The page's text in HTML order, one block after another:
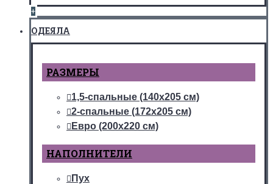
+
ОДЕЯЛА
РАЗМЕРЫ
1,5-спальные (140х205 см)
2-спальные (172х205 см)
Евро (200х220 см)
НАПОЛНИТЕЛИ
Пух